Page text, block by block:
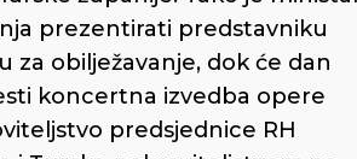
prezentirati predstavniku
obilježavanje, dok će dan
koncertna izvedba opere
predsjednice RH